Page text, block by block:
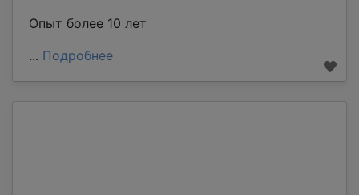
Опыт более 10 лет
... Подробнее